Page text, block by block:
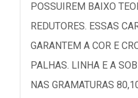
POSSUIREM BAIXO
REDUTORES. ESSAS
GARANTEM A COR E
PALHAS. LINHA E A
NAS GRAMATURAS